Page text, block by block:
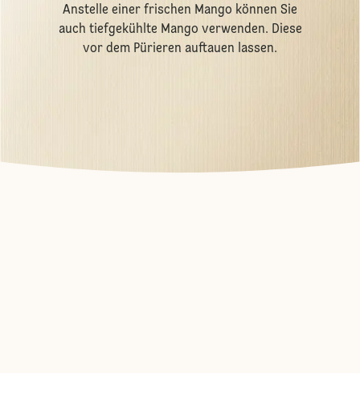
Anstelle einer frischen Mango können Sie
auch tiefgekühlte Mango verwenden. Diese
vor dem Pürieren auftauen lassen.